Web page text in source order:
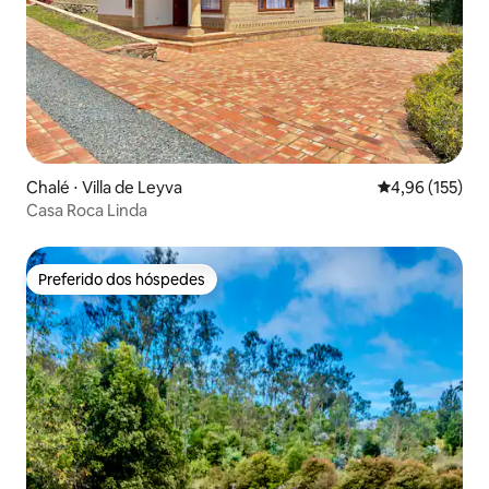
Chalé ⋅ Villa de Leyva 4,96 de uma
4,96 (155)
Casa Roca Linda
Preferido dos hóspedes
Preferido dos hóspedes